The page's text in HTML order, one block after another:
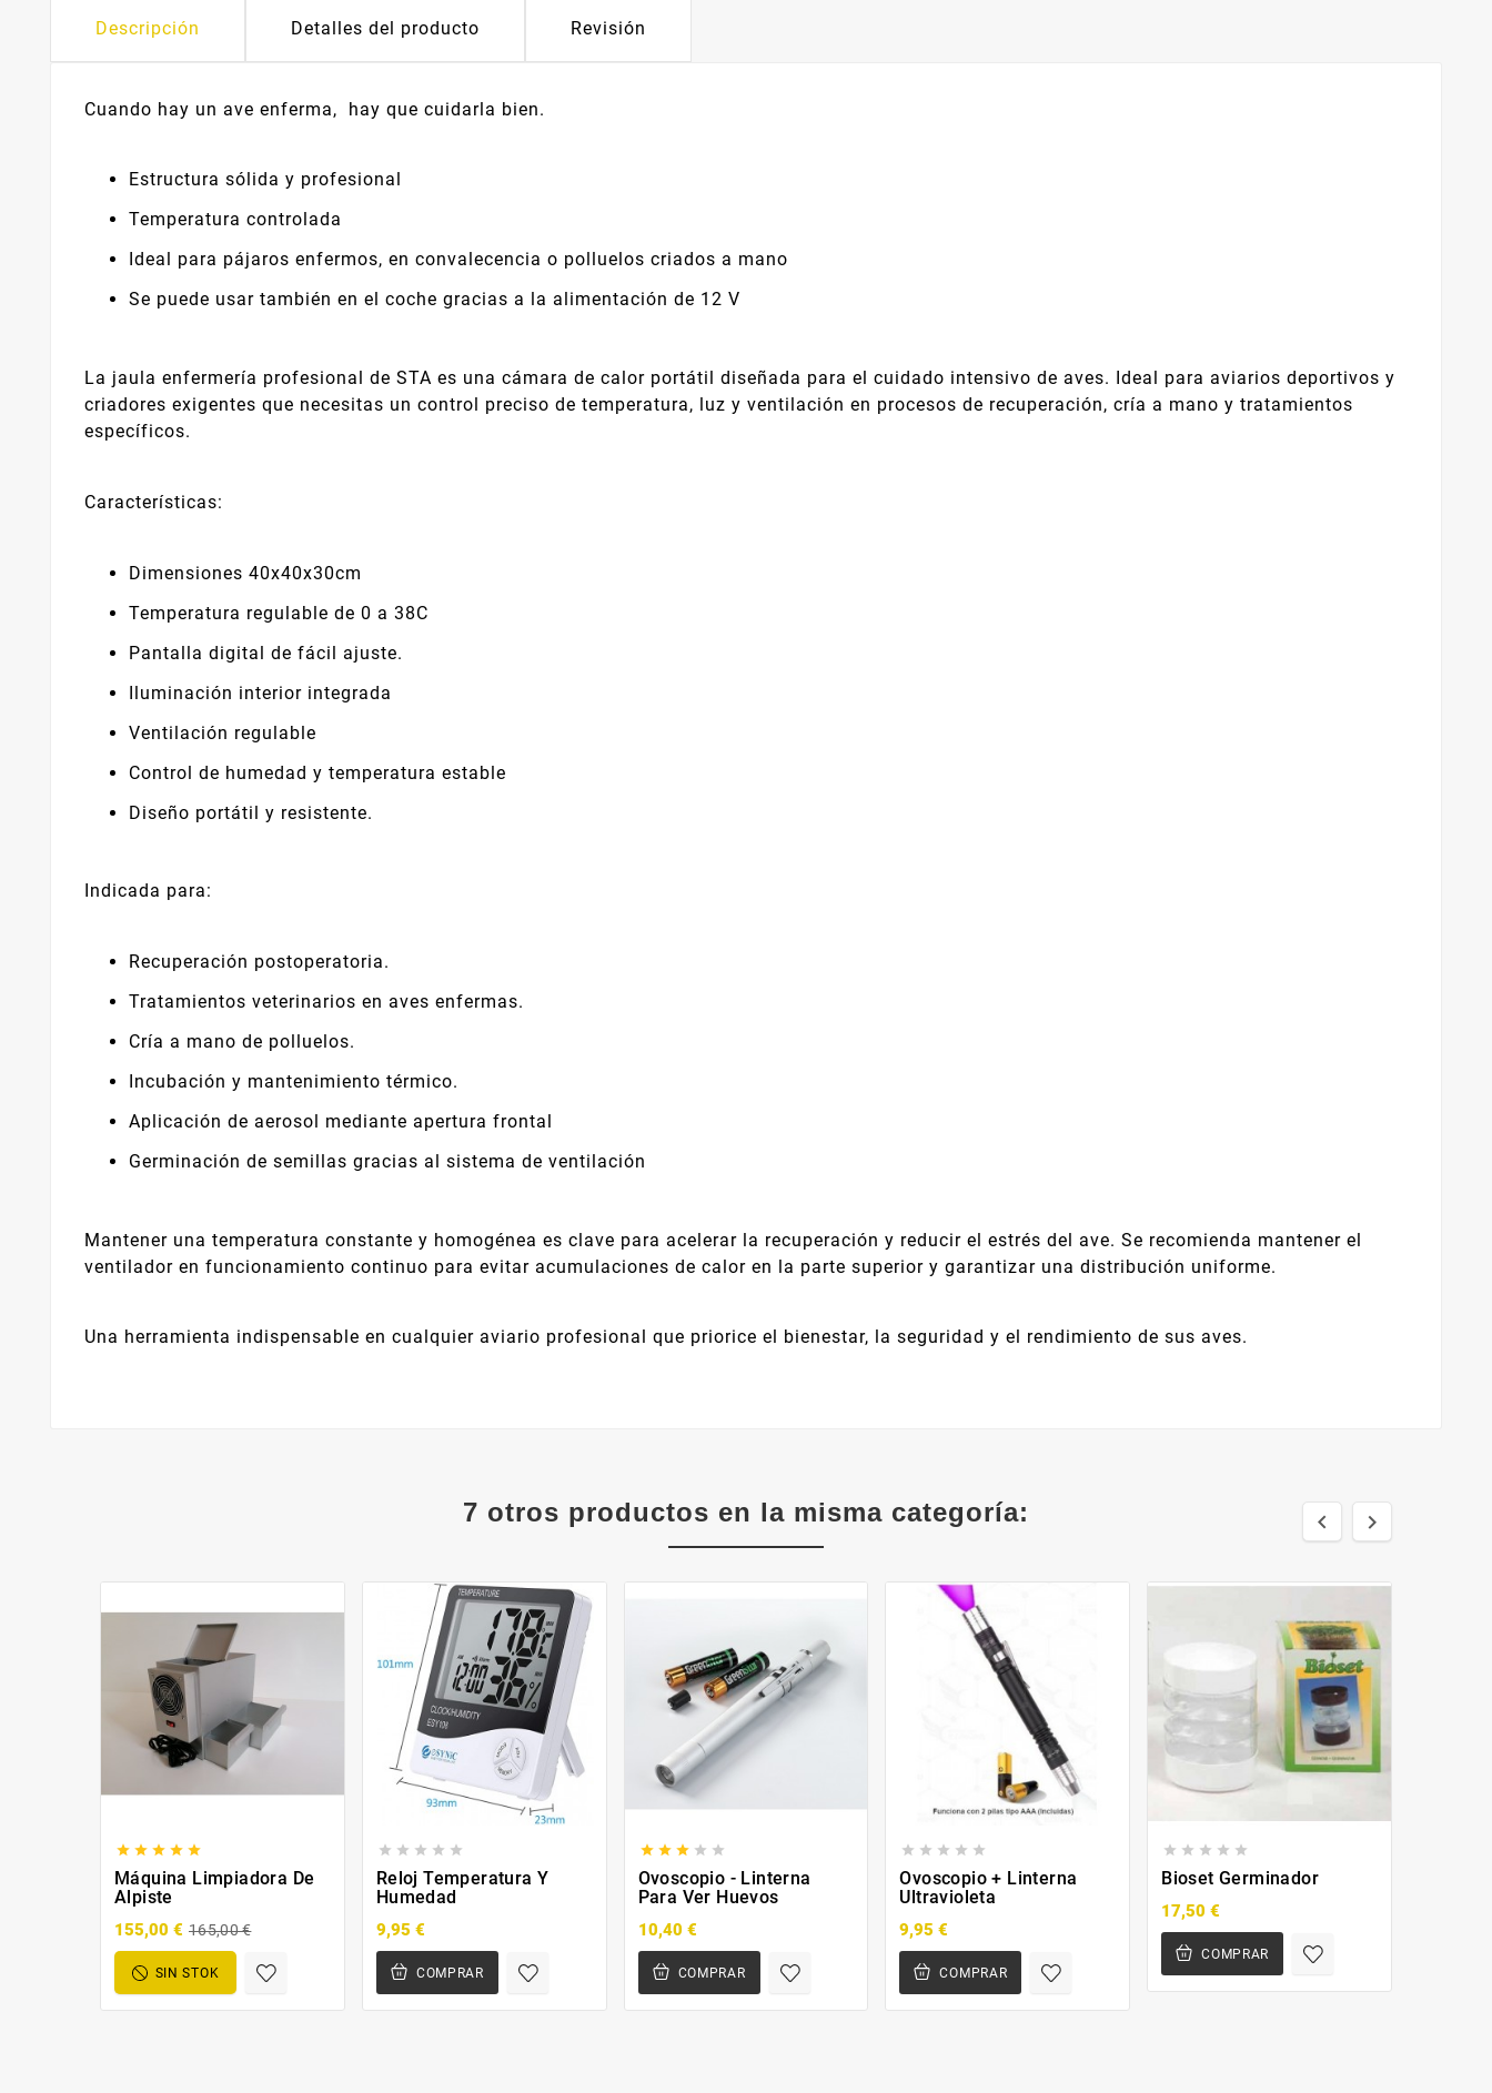
Descripción Detalles del producto Revisión
Cuando hay un ave enferma, hay que cuidarla bien.
Estructura sólida y profesional
Temperatura controlada
Ideal para pájaros enfermos, en convalecencia o polluelos criados a mano
Se puede usar también en el coche gracias a la alimentación de 12 V
La jaula enfermería profesional de STA es una cámara de calor portátil diseñada para el cuidado intensivo de aves. Ideal para aviarios deportivos y
criadores exigentes que necesitas un control preciso de temperatura, luz y ventilación en procesos de recuperación, cría a mano y tratamientos
específicos.
Características:
Dimensiones 40x40x30cm
Temperatura regulable de 0 a 38C
Pantalla digital de fácil ajuste.
Iluminación interior integrada
Ventilación regulable
Control de humedad y temperatura estable
Diseño portátil y resistente.
Indicada para:
Recuperación postoperatoria.
Tratamientos veterinarios en aves enfermas.
Cría a mano de polluelos.
Incubación y mantenimiento térmico.
Aplicación de aerosol mediante apertura frontal
Germinación de semillas gracias al sistema de ventilación
Mantener una temperatura constante y homogénea es clave para acelerar la recuperación y reducir el estrés del ave. Se recomienda mantener el
ventilador en funcionamiento continuo para evitar acumulaciones de calor en la parte superior y garantizar una distribución uniforme.
Una herramienta indispensable en cualquier aviario profesional que priorice el bienestar, la seguridad y el rendimiento de sus aves.
7 otros productos en la misma categoría:  
    
Máquina Limpiadora De
Alpiste
155,00 € 165,00 €
SIN STOK
    
Reloj Temperatura Y
Humedad
9,95 €
COMPRAR
    
Ovoscopio - Linterna
Para Ver Huevos
10,40 €
COMPRAR
    
Ovoscopio + Linterna
Ultravioleta
9,95 €
COMPRAR
    
Bioset Germinador
17,50 €
COMPRAR